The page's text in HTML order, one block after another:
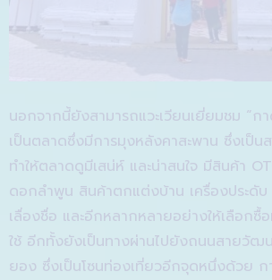
นอกจากนี้ยังสามารถแวะเวียนเยี่ยมชม “ก
เป็นตลาดซึ่งมีการมุงหลังคาสะพาน ซึ่งเป็น
ทำให้ตลาดดูมีเสน่ห์ และน่าสนใจ มีสินค้า
ดอกลำพูน สินค้าตกแต่งบ้าน เครื่องประดั
เลื่องชื่อ และอีกหลากหลายอย่างให้เลือก
ใช้ อีกทั้งยังเป็นทางผ่านไปยังถนนสายวัฒ
ยอง ซึ่งเป็นโซนท่องเที่ยวอีกจุดหนึ่งด้วย